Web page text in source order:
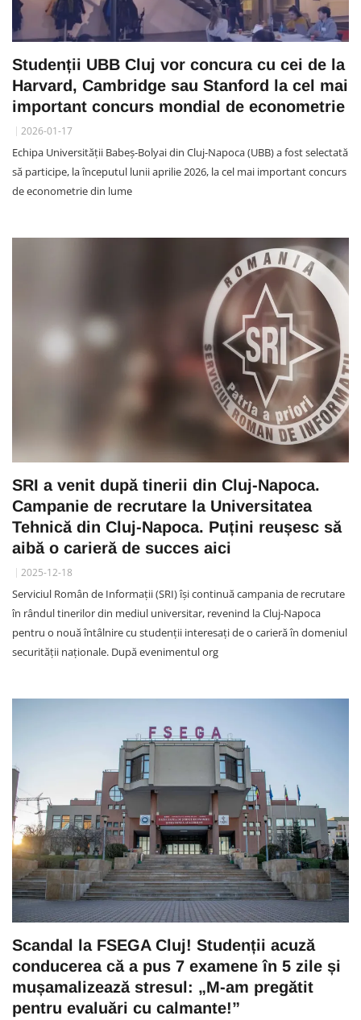
Studenții UBB Cluj vor concura cu cei de la
Harvard, Cambridge sau Stanford la cel mai
important concurs mondial de econometrie
2026-01-17
Echipa Universității Babeș-Bolyai din Cluj-Napoca (UBB) a fost selectată
să participe, la începutul lunii aprilie 2026, la cel mai important concurs
de econometrie din lume
SRI a venit după tinerii din Cluj-Napoca.
Campanie de recrutare la Universitatea
Tehnică din Cluj-Napoca. Puțini reușesc să
aibă o carieră de succes aici
2025-12-18
Serviciul Român de Informații (SRI) își continuă campania de recrutare
în rândul tinerilor din mediul universitar, revenind la Cluj-Napoca
pentru o nouă întâlnire cu studenții interesați de o carieră în domeniul
securității naționale. După evenimentul org
Scandal la FSEGA Cluj! Studenții acuză
conducerea că a pus 7 examene în 5 zile și
mușamalizează stresul: „M-am pregătit
pentru evaluări cu calmante!”